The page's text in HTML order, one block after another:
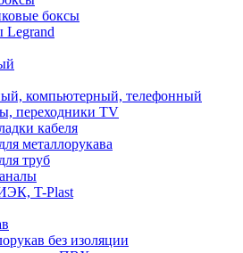
боксы
компьютерный, телефонный
переходники TV
кабеля
металлорукава
труб
T-Plast
без изоляции